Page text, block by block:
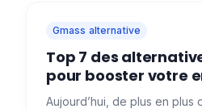
Gmass alternative
Top 7 des
pour booster votre
Aujourd’hui, de plus en plus